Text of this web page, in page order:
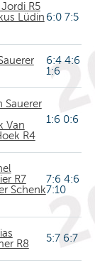
R5
Lüdin 6:0 7:5
6:4 4:6
1:6
Sauerer
Van
R4
1:6 0:6
R7
Schenk
7:6 4:6
7:10
R8
5:7 6:7